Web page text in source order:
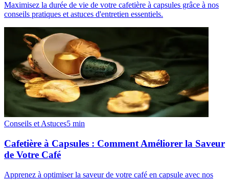
Maximisez la durée de vie de votre cafetière à capsules grâce à nos
conseils pratiques et astuces d'entretien essentiels.
Conseils et Astuces5 min
Cafetière à Capsules : Comment Améliorer la Saveur
de Votre Café
Apprenez à optimiser la saveur de votre café en capsule avec nos